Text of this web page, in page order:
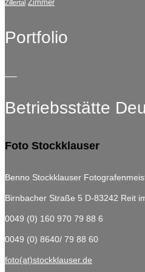
Zillertal Zimmer
Portfolio
Betriebsstätte
Foto Stockklauser
Benno Stockklauser
Birnbacher Straße 5 D-83242 Reit
0049 (0) 160 970 79 88 6
0049 (0) 8640/ 79 88 60
foto(at)stockklauser.de